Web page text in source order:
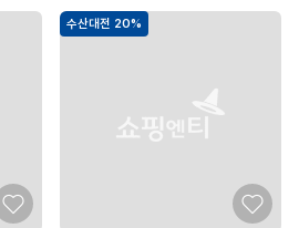
수산대전 20%